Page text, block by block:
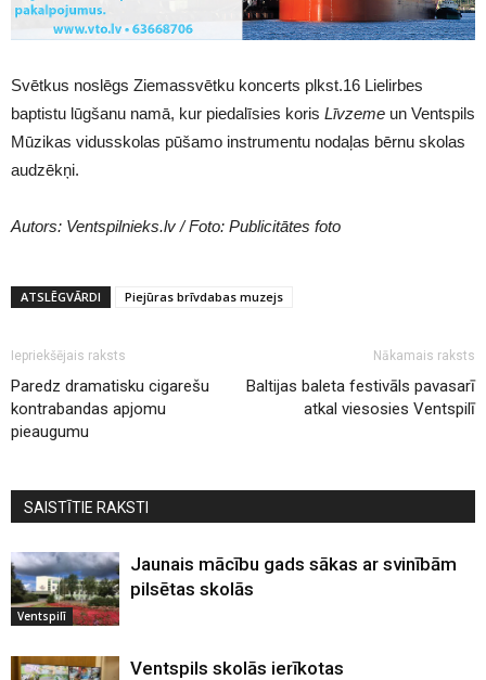
Svētkus noslēgs Ziemassvētku koncerts plkst.16 Lielirbes
baptistu lūgšanu namā, kur piedalīsies koris Līvzeme un Ventspils
Mūzikas vidusskolas pūšamo instrumentu nodaļas bērnu skolas
audzēkņi.
Autors: Ventspilnieks.lv / Foto: Publicitātes foto
ATSLĒGVĀRDI Piejūras brīvdabas muzejs
Iepriekšējais raksts
Paredz dramatisku cigarešu
kontrabandas apjomu
pieaugumu
Nākamais raksts
Baltijas baleta festivāls pavasarī
atkal viesosies Ventspilī
SAISTĪTIE RAKSTI
Ventspilī
Jaunais mācību gads sākas ar svinībām
pilsētas skolās
Ventspils skolās ierīkotas